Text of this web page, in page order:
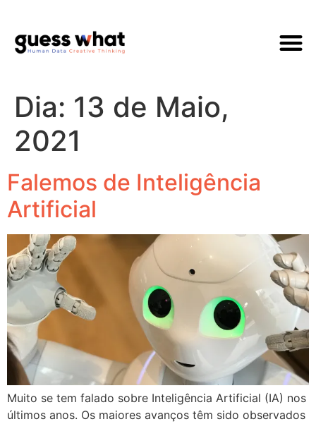
Dia: 13 de Maio,
2021
Falemos de Inteligência
Artificial
Muito se tem falado sobre Inteligência Artificial (IA) nos
últimos anos. Os maiores avanços têm sido observados